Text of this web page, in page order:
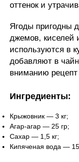
оттенок и
Ягоды пригодны
джемов, киселей
используются в
добавляют в
вниманию рецепт
Ингредиенты:
Крыжовник — 3 кг;
Агар-агар — 25 гр;
Сахар — 1,5 кг;
Кипяченая вода —